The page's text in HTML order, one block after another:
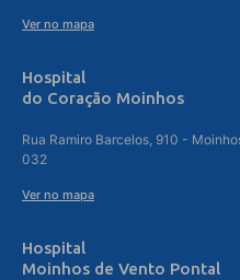
Ver no mapa
Hospital
do Coração Moinhos
Rua Ramiro Barcelos, 910 -
032
Ver no mapa
Hospital
Moinhos de Vento Pontal